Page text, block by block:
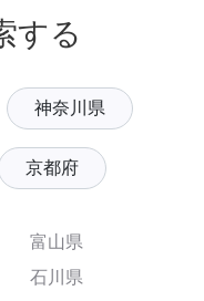
する
神奈川県
京都府
富山県
石川県